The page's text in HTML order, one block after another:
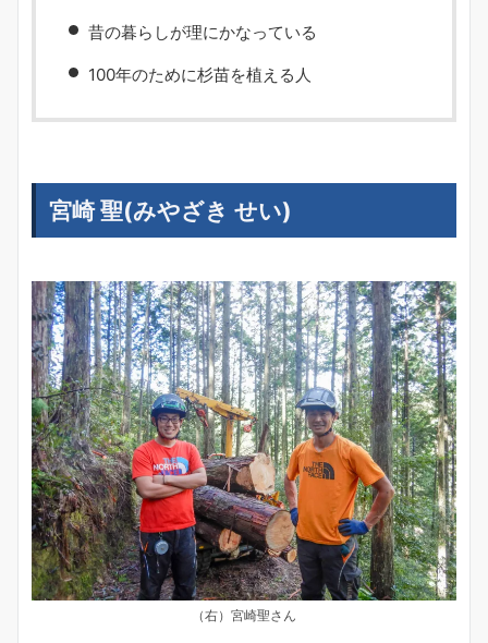
昔の暮らしが理にかなっている
100年のために杉苗を植える人
宮崎 聖(みやざき せい)
（右）宮崎聖さん